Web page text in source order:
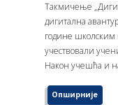
Такмичење
дигитална
године школским
учествовали
Након учешћа и
Опширније